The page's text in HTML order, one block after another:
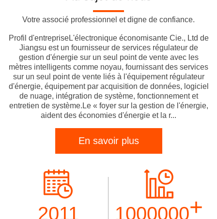
Votre associé professionnel et digne de confiance.
Profil d'entrepriseL'électronique économisante Cie., Ltd de
Jiangsu est un fournisseur de services régulateur de
gestion d'énergie sur un seul point de vente avec les
mètres intelligents comme noyau, fournissant des services
sur un seul point de vente liés à l'équipement régulateur
d'énergie, équipement par acquisition de données, logiciel
de nuage, intégration de système, fonctionnement et
entretien de système.Le « foyer sur la gestion de l'énergie,
aident des économies d'énergie et la r...
En savoir plus
2011 1000000+